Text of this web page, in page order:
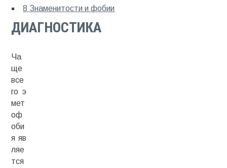
8 Знаменитости и фобии
ДИАГНОСТИКА
Ча
ще
все
го э
мет
оф
оби
я яв
ляе
тся